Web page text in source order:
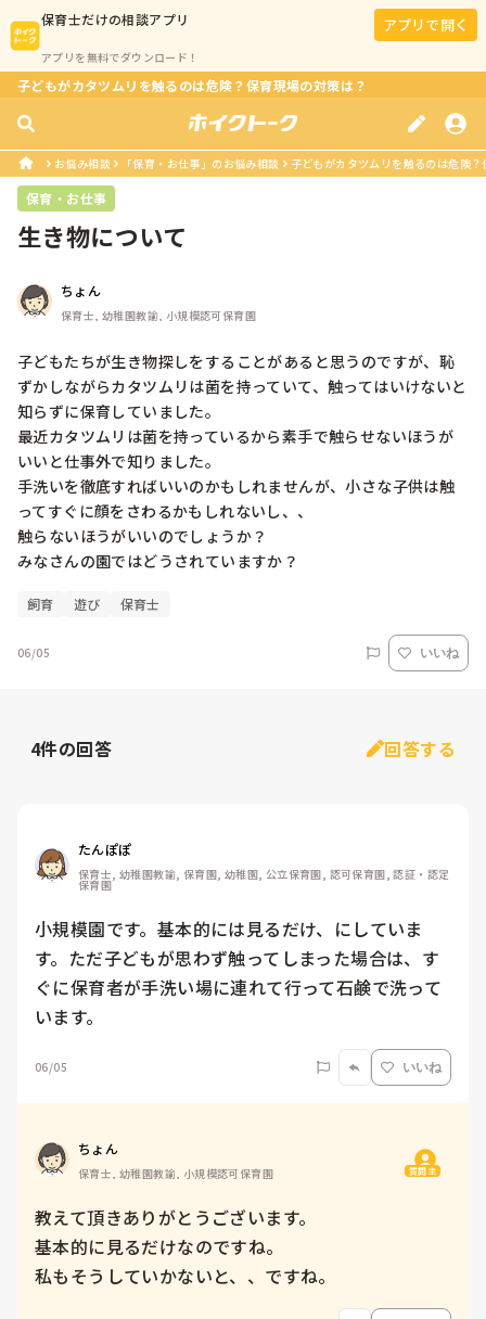
保育士だけの相談アプリ
アプリを無料でダウンロード！
アプリで開く
子どもがカタツムリを触るのは危険？保育現場の対策は？
お悩み相談 「保育・お仕事」のお悩み相談 子どもがカタツムリを触るのは危険
保育・お仕事
生き物について
ちょん
保育士, 幼稚園教諭, 小規模認可保育園
子どもたちが生き物探しをすることがあると思うのですが、恥
ずかしながらカタツムリは菌を持っていて、触ってはいけないと
知らずに保育していました。
最近カタツムリは菌を持っているから素手で触らせないほうが
いいと仕事外で知りました。
手洗いを徹底すればいいのかもしれませんが、小さな子供は触
ってすぐに顔をさわるかもしれないし、、
触らないほうがいいのでしょうか？
みなさんの園ではどうされていますか？
飼育 遊び 保育士
06/05 いいね
4件の回答 回答する
たんぽぽ
保育士, 幼稚園教諭, 保育園, 幼稚園, 公立保育園, 認可保育園, 認証・認定
保育園
小規模園です。基本的には見るだけ、にしていま
す。ただ子どもが思わず触ってしまった場合は、す
ぐに保育者が手洗い場に連れて行って石鹸で洗って
います。
06/05 いいね
ちょん
保育士, 幼稚園教諭, 小規模認可保育園 質問主
教えて頂きありがとうございます。
基本的に見るだけなのですね。
私もそうしていかないと、、ですね。